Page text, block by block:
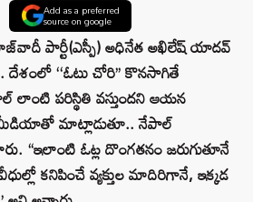
Add as a preferred
source on google
పార్టీ(ఎస్పీ) అధినేత అఖిలేష్ యాదవ్
దేశంలో ‘‘ఓటు చోరి’’ కొనసాగితే
పరిస్థితి వస్తుందని ఆయన
మాట్లాడుతూ.. నేపాల్
“ఇలాంటి ఓట్ల దొంగతనం జరుగుతూనే
కనిపించే వ్యక్తుల మాదిరిగానే, ఇక్కడ